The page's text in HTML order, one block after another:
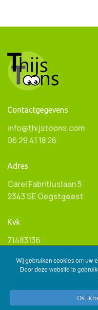
Contactgegevens
info@thijstoons.com
06 29 41 18 26
Adres
Carel Fabritiuslaan 5
2343 SE Oegstgeest
Kvk
71483136
Btw ID
Wij gebruiken cookies om uw
Door deze website te
Ok, ik